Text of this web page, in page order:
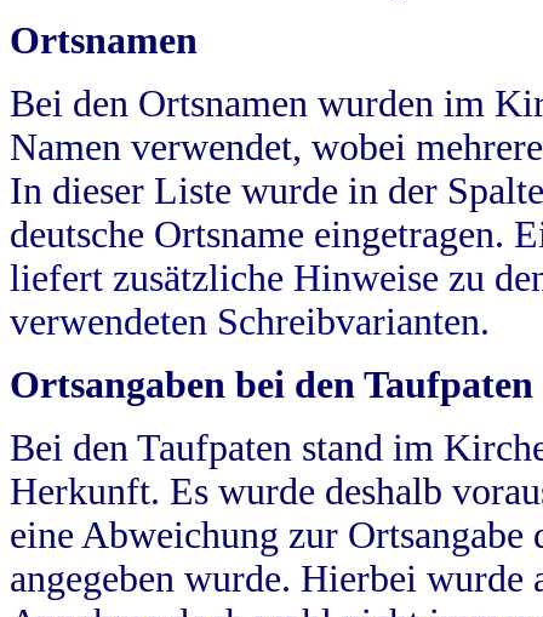
Ortsnamen
Bei den Ortsnamen wurden im
Namen verwendet, wobei
In dieser Liste wurde in der
deutsche Ortsname eingetragen.
liefert zusätzliche Hinweise zu
verwendeten Schreibvarianten.
Ortsangaben bei den Taufpaten
Bei den Taufpaten stand im
Herkunft. Es wurde deshalb
eine Abweichung zur
angegeben wurde. Hierbei wurde